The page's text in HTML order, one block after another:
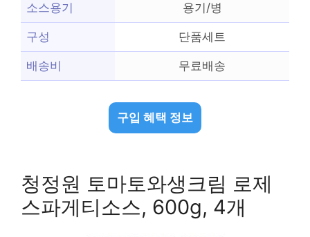
소스용기 용기/병
구성 단품세트
배송비 무료배송
구입 혜택 정보
청정원 토마토와생크림 로제
스파게티소스, 600g, 4개